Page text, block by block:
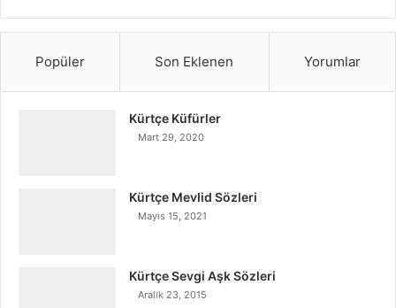
Popüler Son Eklenen Yorumlar
Kürtçe Küfürler
Mart 29, 2020
Kürtçe Mevlid Sözleri
Mayıs 15, 2021
Kürtçe Sevgi Aşk Sözleri
Aralık 23, 2015